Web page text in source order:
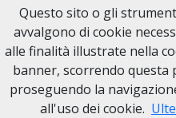
NECROLOGI PADOVA
Questo sito o gli
avvalgono di cookie
alle finalità illustrate nella
banner, scorrendo questa
proseguendo la
all'uso dei cookie.